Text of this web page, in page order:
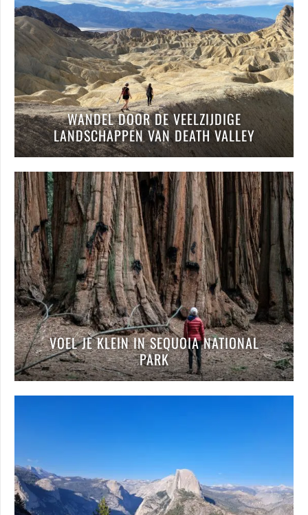
WANDEL DOOR DE VEELZIJDIGE
LANDSCHAPPEN VAN DEATH VALLEY
VOEL JE KLEIN IN SEQUOIA NATIONAL
PARK